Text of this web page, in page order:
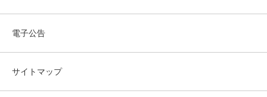
電子公告
サイトマップ